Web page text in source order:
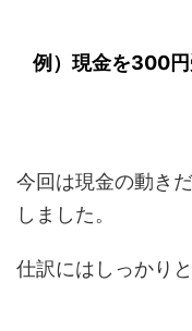
例）現金を300円
今回は現金の動き
しました。
仕訳にはしっかり